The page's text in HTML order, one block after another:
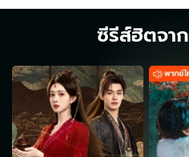
ซีรีส์ฮิตจาก